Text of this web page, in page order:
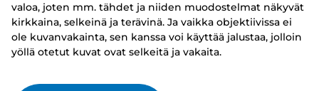
valoa, joten mm. tähdet ja niiden muodostelmat näkyvät
kirkkaina, selkeinä ja terävinä. Ja vaikka objektiivissa ei
ole kuvanvakainta, sen kanssa voi käyttää jalustaa, jolloin
yöllä otetut kuvat ovat selkeitä ja vakaita.